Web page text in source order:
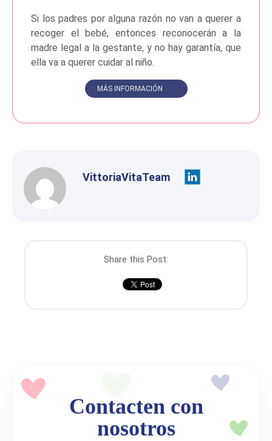
Si los padres por alguna razón no van a querer a
recoger el bebé, entonces reconocerán a la
madre legal a la gestante, y no hay garantía, que
ella va a querer cuidar al niño.
MÁS INFORMACIÓN
VittoriaVitaTeam
Share this Post:
Contacten con
nosotros